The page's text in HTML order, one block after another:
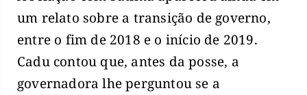
um relato sobre a transição de governo,
entre o fim de 2018 e o início de 2019.
Cadu contou que, antes da posse, a
governadora lhe perguntou se a